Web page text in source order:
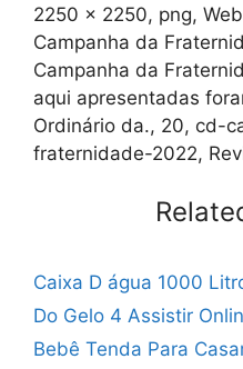
2250 x 2250, png,
Campanha da
Campanha da
aqui apresentadas
Ordinário da., 20, cd-
fraternidade-2022,
Caixa D água 1000
Do Gelo 4 Assistir
Bebê Tenda Para